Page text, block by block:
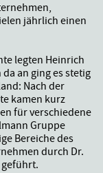
jährlich einen
legten Heinrich
an ging es stetig
Nach der
kamen kurz
für verschiedene
Gruppe
Bereiche des
durch Dr.